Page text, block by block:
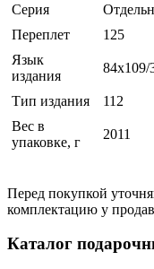
Серия
Переплет
125
Язык
издания
84x109/
Тип издания
112
Вес в
упаковке, г
2011
Перед покупкой
комплектацию у
Каталог